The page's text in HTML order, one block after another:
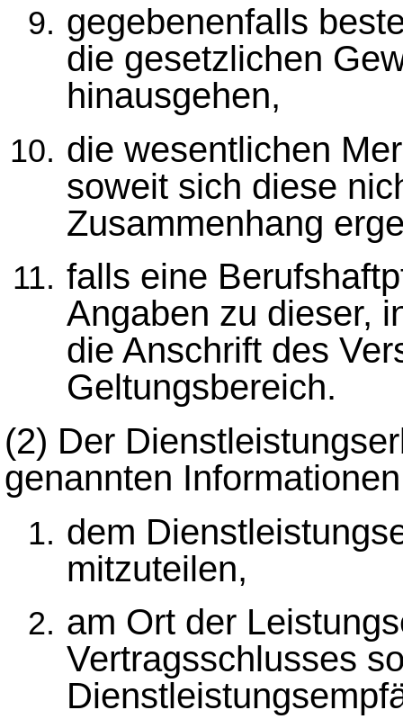
gegebenenfalls
die gesetzlichen
hinausgehen,
die wesentlichen
soweit sich diese
Zusammenhang
falls eine
Angaben zu dieser,
die Anschrift des
Geltungsbereich.
(2) Der
genannten
dem
mitzuteilen,
am Ort der
Vertragsschlusses